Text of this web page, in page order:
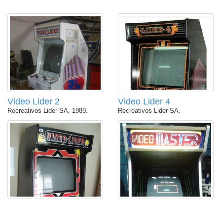
Video Lider 2
Recreativos Lider SA, 1989.
Video Lider 4
Recreativos Lider SA.